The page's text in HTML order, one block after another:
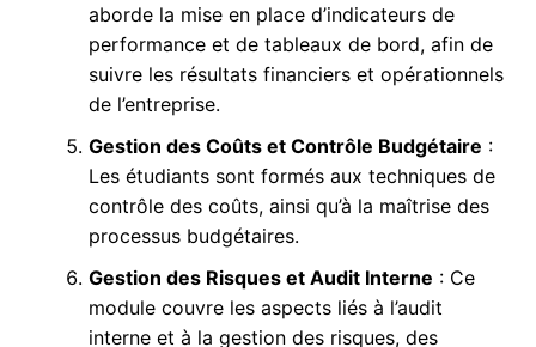
aborde la mise en place d’indicateurs de
performance et de tableaux de bord, afin de
suivre les résultats financiers et opérationnels
de l’entreprise.
Gestion des Coûts et Contrôle Budgétaire :
Les étudiants sont formés aux techniques de
contrôle des coûts, ainsi qu’à la maîtrise des
processus budgétaires.
Gestion des Risques et Audit Interne : Ce
module couvre les aspects liés à l’audit
interne et à la gestion des risques, des